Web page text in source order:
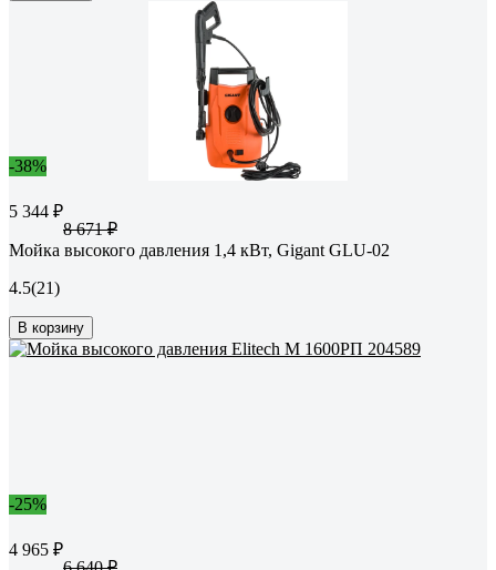
-38%
5 344 ₽
8 671 ₽
Мойка высокого давления 1,4 кВт, Gigant GLU-02
4.5(21)
В корзину
-25%
4 965 ₽